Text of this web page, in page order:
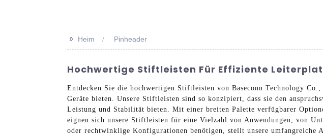
>> Heim Pinheader
Hochwertige Stiftleisten Für Effiziente
Entdecken Sie die hochwertigen Stiftleisten von Baseconn Technology
Geräte bieten. Unsere Stiftleisten sind so konzipiert, dass sie den
Leistung und Stabilität bieten. Mit einer breiten Palette verfügbarer
eignen sich unsere Stiftleisten für eine Vielzahl von Anwendungen, von
oder rechtwinklige Konfigurationen benötigen, stellt unsere umfangreiche